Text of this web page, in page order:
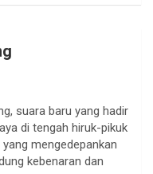
suara baru yang hadir
di tengah hiruk-pikuk
mengedepankan
kebenaran dan